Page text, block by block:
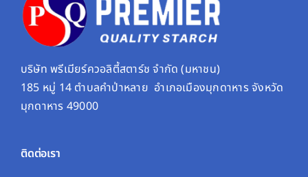
บริษัท พรีเมียร์ควอลิตี้สตาร์ช จํากัด (มหาชน)
185 หมู่ 14 ตำบลคำป่าหลาย อำเภอเมืองมุกดาหาร จังหวัด
มุกดาหาร 49000
ติดต่อเรา